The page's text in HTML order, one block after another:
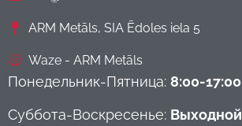
ARM Metāls, SIA Ēdoles iela 5
Waze - ARM Metāls
Понедельник-Пятница: 8:00-17:00
Суббота-Воскресенье: Выходной